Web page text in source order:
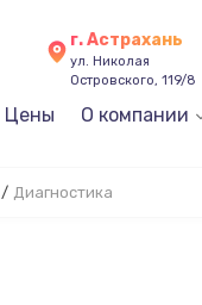
г. Астрахань
ул. Николая
Островского, 119/8
Цены О компании
/ Диагностика